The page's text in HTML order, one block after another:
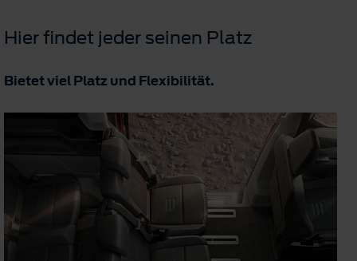
Hier findet jeder seinen Platz
Bietet viel Platz und Flexibilität.